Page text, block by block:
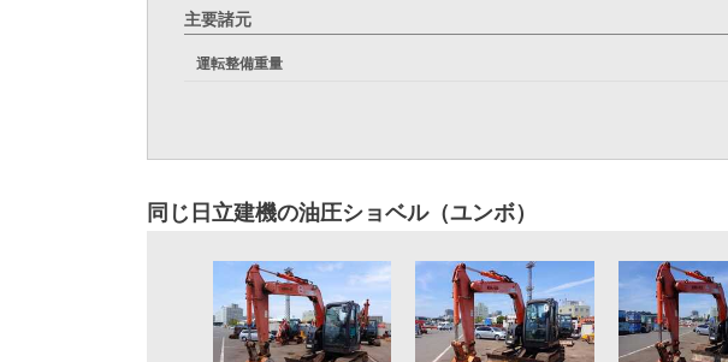
主要諸元
運転整備重量
同じ日立建機の油圧ショベル（ユンボ）